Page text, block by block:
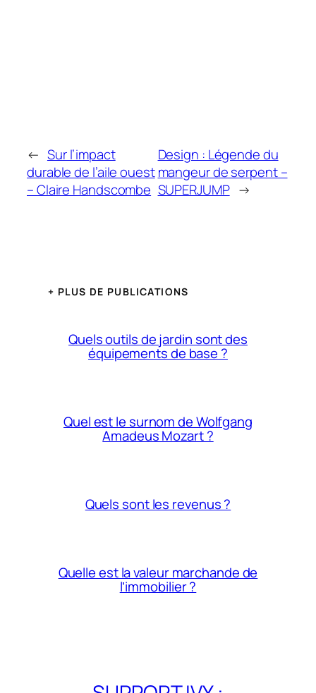
← Sur l’impact
durable de l’aile ouest
– Claire Handscombe
Design : Légende du
mangeur de serpent –
SUPERJUMP →
+ PLUS DE PUBLICATIONS
Quels outils de jardin sont des
équipements de base ?
Quel est le surnom de Wolfgang
Amadeus Mozart ?
Quels sont les revenus ?
Quelle est la valeur marchande de
l’immobilier ?